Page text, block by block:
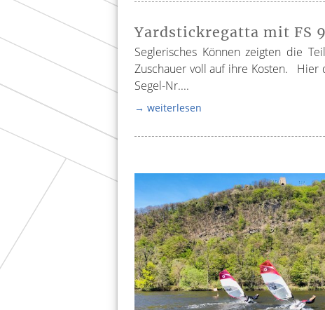
Yardstickregatta mit FS
Seglerisches Können zeigten die
Zuschauer voll auf ihre Kosten. Hier
Segel-Nr....
→ weiterlesen